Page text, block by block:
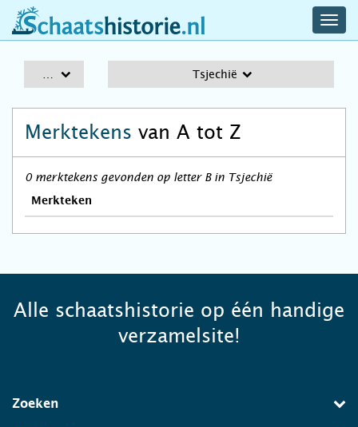
schaatshistorie.nl
Tsjechië
Merktekens van A tot Z
0 merktekens gevonden op letter B in Tsjechië
Merkteken
Alle schaatshistorie op één handige
verzamelsite!
Zoeken